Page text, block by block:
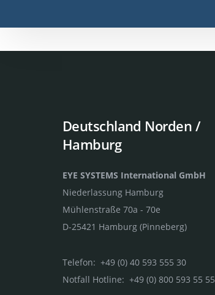
Deutschland Norden /
Hamburg
EYE SYSTEMS International GmbH
Niederlassung Hamburg
Mühlenstraße 70a - 70e
D-25421 Hamburg (Pinneberg)
Telefon: +49 (0) 40 593 555 30
Notfall Hotline: +49 (0) 800 593 55 55